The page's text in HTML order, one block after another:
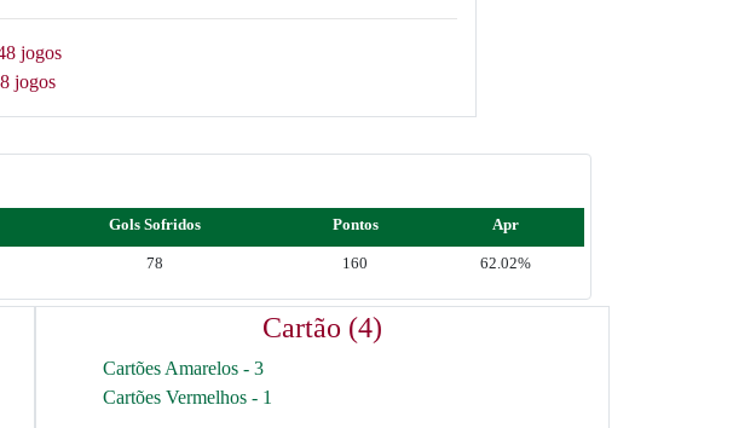
jogos
jogos
Gols Sofridos Pontos Apr
78 160 62.02%
Cartão (4)
Cartões Amarelos - 3
Cartões Vermelhos - 1